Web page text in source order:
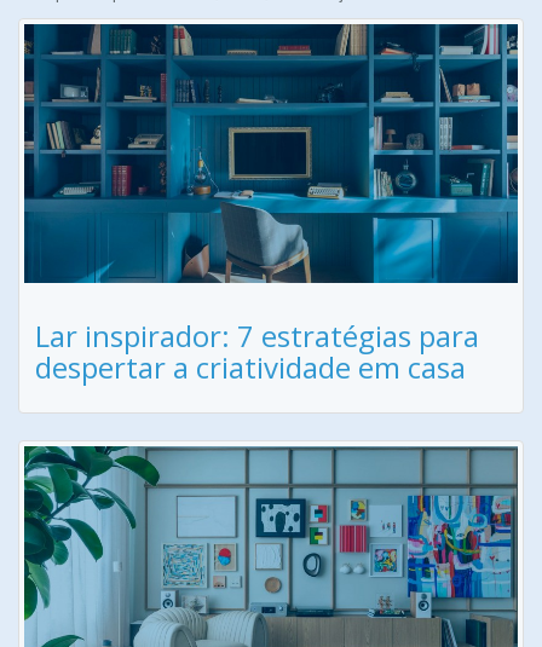
Lar inspirador: 7 estratégias para
despertar a criatividade em casa